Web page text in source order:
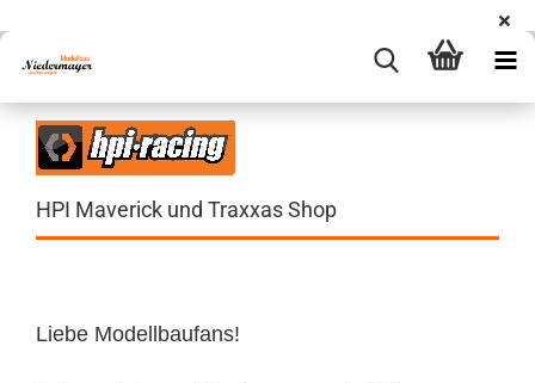
HPI Maverick und Traxxas Shop
Liebe Modellbaufans!